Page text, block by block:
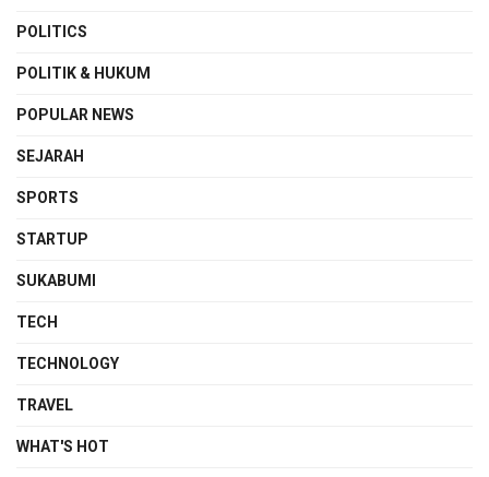
POLITICS
POLITIK & HUKUM
POPULAR NEWS
SEJARAH
SPORTS
STARTUP
SUKABUMI
TECH
TECHNOLOGY
TRAVEL
WHAT'S HOT